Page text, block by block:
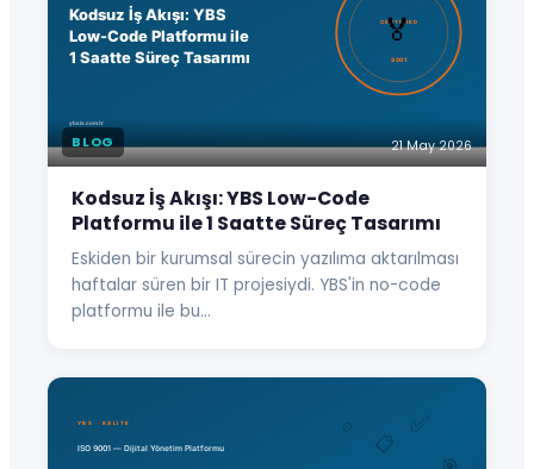
BLOG 21 May 2026
Kodsuz İş Akışı: YBS Low-Code
Platformu ile 1 Saatte Süreç Tasarımı
Eskiden bir kurumsal sürecin yazılıma aktarılması
haftalar süren bir IT projesiydi. YBS'in no-code
platformu ile bu…